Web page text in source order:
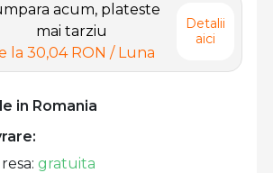
acum, plateste
mai tarziu
la 30,04 RON / Luna
Detalii
aici
in Romania
gratuita